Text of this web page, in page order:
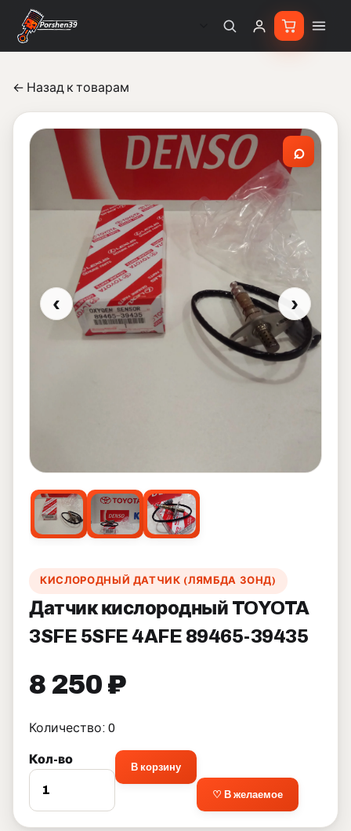
← Назад к товарам
‹
⌕
›
КИСЛОРОДНЫЙ ДАТЧИК (ЛЯМБДА ЗОНД)
Датчик кислородный TOYOTA
3SFE 5SFE 4AFE 89465-39435
8 250 ₽
Количество: 0
Кол-во
В корзину
♡ В желаемое